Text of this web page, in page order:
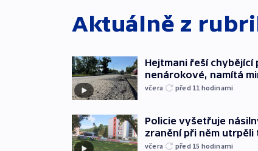
Aktuálně z
Hejtmani řeší chybějící
nenárokové, namítá
včera před 11 hodinami
Policie vyšetřuje
zranění při něm utrpěli
včera před 15 hodinami